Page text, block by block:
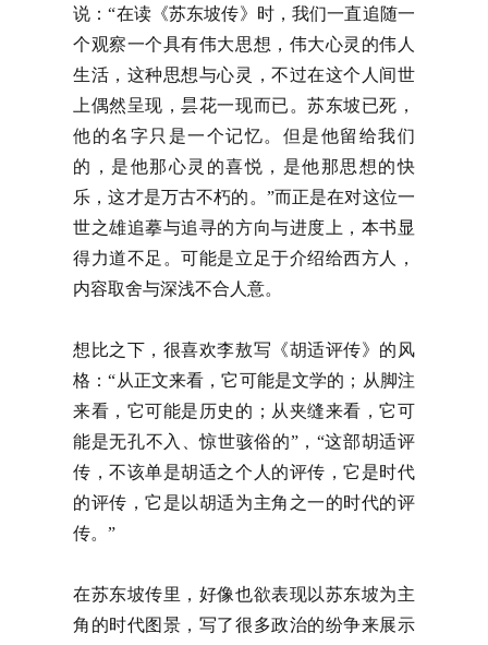
说：“在读《苏东坡传》时，我们一直追随一
个观察一个具有伟大思想，伟大心灵的伟人
生活，这种思想与心灵，不过在这个人间世
上偶然呈现，昙花一现而已。苏东坡已死，
他的名字只是一个记忆。但是他留给我们
的，是他那心灵的喜悦，是他那思想的快
乐，这才是万古不朽的。”而正是在对这位一
世之雄追摹与追寻的方向与进度上，本书显
得力道不足。可能是立足于介绍给西方人，
内容取舍与深浅不合人意。
想比之下，很喜欢李敖写《胡适评传》的风
格：“从正文来看，它可能是文学的；从脚注
来看，它可能是历史的；从夹缝来看，它可
能是无孔不入、惊世骇俗的”，“这部胡适评
传，不该单是胡适之个人的评传，它是时代
的评传，它是以胡适为主角之一的时代的评
传。”
在苏东坡传里，好像也欲表现以苏东坡为主
角的时代图景，写了很多政治的纷争来展示